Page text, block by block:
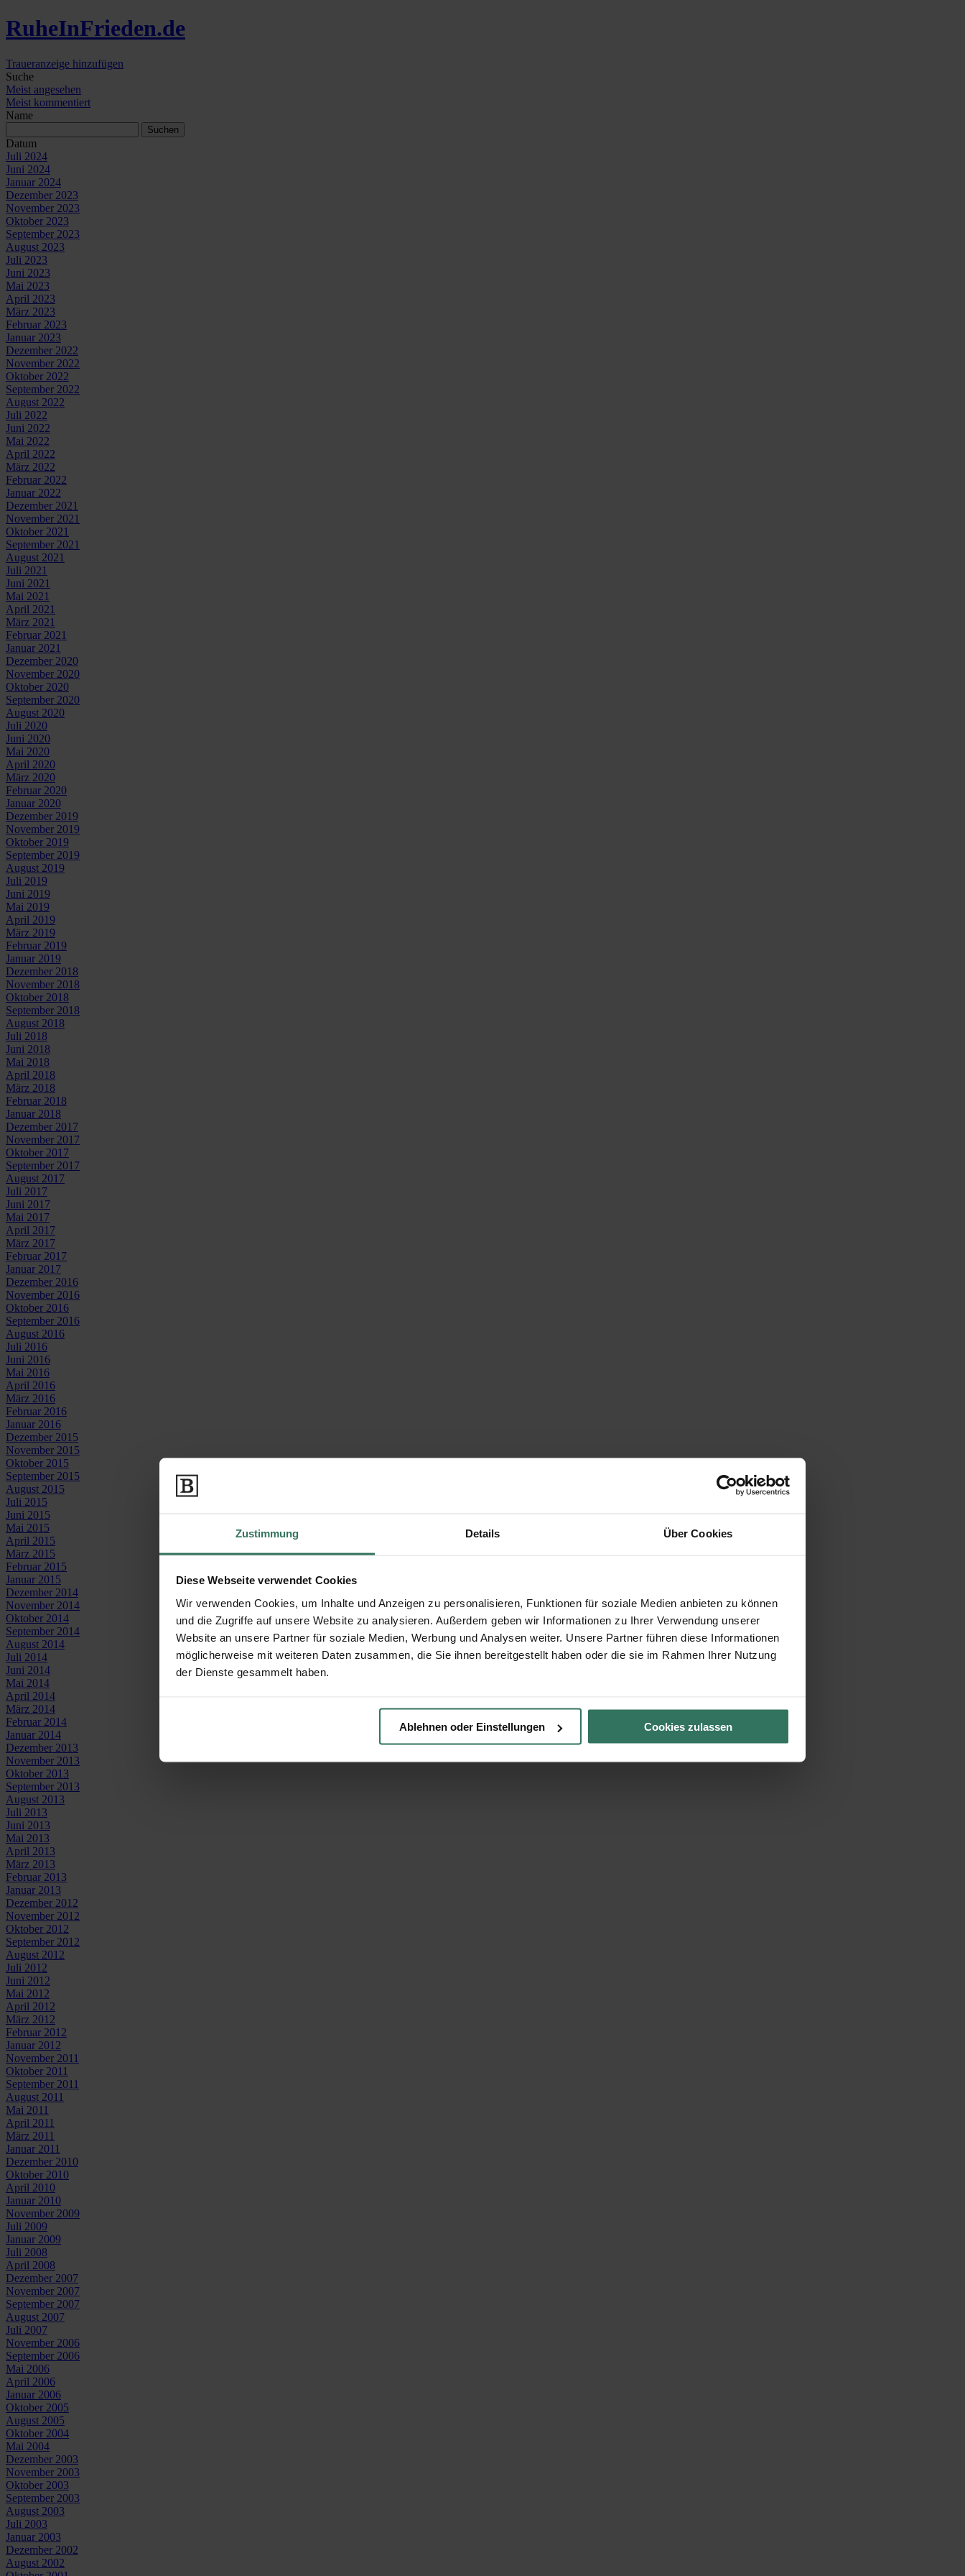
Zustimmung Details Über Cookies
Diese Webseite verwendet Cookies
Wir verwenden Cookies, um Inhalte und Anzeigen zu personalisieren, Funktionen für soziale Medien anbieten zu können
und die Zugriffe auf unsere Website zu analysieren. Außerdem geben wir Informationen zu Ihrer Verwendung unserer
Website an unsere Partner für soziale Medien, Werbung und Analysen weiter. Unsere Partner führen diese Informationen
möglicherweise mit weiteren Daten zusammen, die Sie ihnen bereitgestellt haben oder die sie im Rahmen Ihrer Nutzung
der Dienste gesammelt haben.
Ablehnen oder Einstellungen Cookies zulassen
RuheInFrieden.de
Traueranzeige hinzufügen
Suche
Meist angesehen
Meist kommentiert
Name
Datum
Juli 2024
Juni 2024
Januar 2024
Dezember 2023
November 2023
Oktober 2023
September 2023
August 2023
Juli 2023
Juni 2023
Mai 2023
April 2023
März 2023
Februar 2023
Januar 2023
Dezember 2022
November 2022
Oktober 2022
September 2022
August 2022
Juli 2022
Juni 2022
Mai 2022
April 2022
März 2022
Februar 2022
Januar 2022
Dezember 2021
November 2021
Oktober 2021
September 2021
August 2021
Juli 2021
Juni 2021
Mai 2021
April 2021
März 2021
Februar 2021
Januar 2021
Dezember 2020
November 2020
Oktober 2020
September 2020
August 2020
Juli 2020
Juni 2020
Mai 2020
April 2020
März 2020
Februar 2020
Januar 2020
Dezember 2019
November 2019
Oktober 2019
September 2019
August 2019
Juli 2019
Juni 2019
Mai 2019
April 2019
März 2019
Februar 2019
Januar 2019
Dezember 2018
November 2018
Oktober 2018
September 2018
August 2018
Juli 2018
Juni 2018
Mai 2018
April 2018
März 2018
Februar 2018
Januar 2018
Dezember 2017
November 2017
Oktober 2017
September 2017
August 2017
Juli 2017
Juni 2017
Mai 2017
April 2017
März 2017
Februar 2017
Januar 2017
Dezember 2016
November 2016
Oktober 2016
September 2016
August 2016
Juli 2016
Juni 2016
Mai 2016
April 2016
März 2016
Februar 2016
Januar 2016
Dezember 2015
November 2015
Oktober 2015
September 2015
August 2015
Juli 2015
Juni 2015
Mai 2015
April 2015
März 2015
Februar 2015
Januar 2015
Dezember 2014
November 2014
Oktober 2014
September 2014
August 2014
Juli 2014
Juni 2014
Mai 2014
April 2014
März 2014
Februar 2014
Januar 2014
Dezember 2013
November 2013
Oktober 2013
September 2013
August 2013
Juli 2013
Juni 2013
Mai 2013
April 2013
März 2013
Februar 2013
Januar 2013
Dezember 2012
November 2012
Oktober 2012
September 2012
August 2012
Juli 2012
Juni 2012
Mai 2012
April 2012
März 2012
Februar 2012
Januar 2012
November 2011
Oktober 2011
September 2011
August 2011
Mai 2011
April 2011
März 2011
Januar 2011
Dezember 2010
Oktober 2010
April 2010
Januar 2010
November 2009
Juli 2009
Januar 2009
Juli 2008
April 2008
Dezember 2007
November 2007
September 2007
August 2007
Juli 2007
November 2006
September 2006
Mai 2006
April 2006
Januar 2006
Oktober 2005
August 2005
Oktober 2004
Mai 2004
Dezember 2003
November 2003
Oktober 2003
September 2003
August 2003
Juli 2003
Januar 2003
Dezember 2002
August 2002